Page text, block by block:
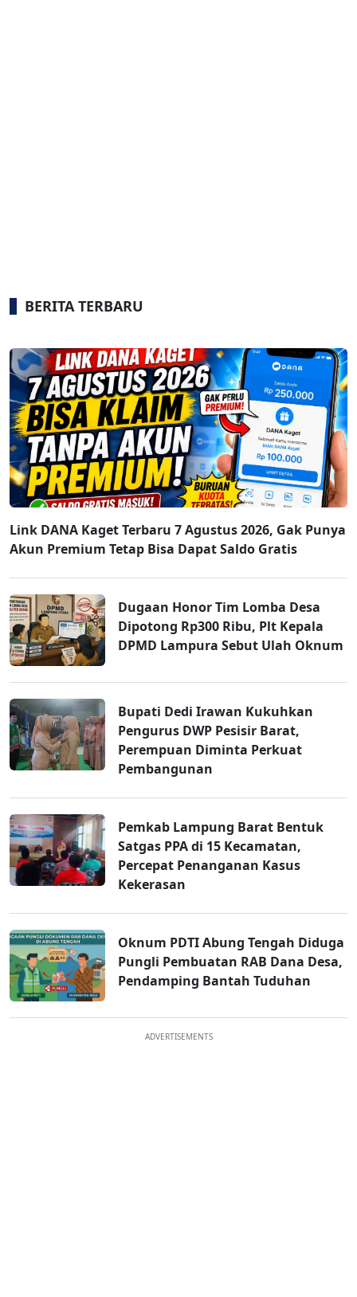
BERITA TERBARU
Link DANA Kaget Terbaru 7 Agustus 2026, Gak Punya
Akun Premium Tetap Bisa Dapat Saldo Gratis
Dugaan Honor Tim Lomba Desa
Dipotong Rp300 Ribu, Plt Kepala
DPMD Lampura Sebut Ulah Oknum
Bupati Dedi Irawan Kukuhkan
Pengurus DWP Pesisir Barat,
Perempuan Diminta Perkuat
Pembangunan
Pemkab Lampung Barat Bentuk
Satgas PPA di 15 Kecamatan,
Percepat Penanganan Kasus
Kekerasan
Oknum PDTI Abung Tengah Diduga
Pungli Pembuatan RAB Dana Desa,
Pendamping Bantah Tuduhan
ADVERTISEMENTS